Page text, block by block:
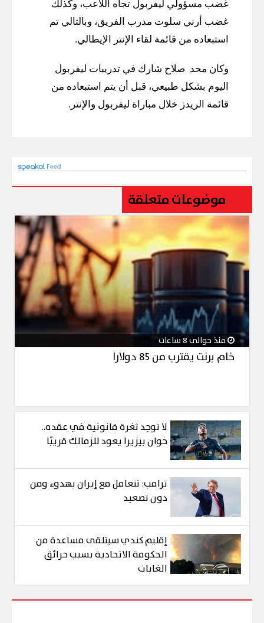
غضب مسؤولي ليفربول تجاه اللاعب، وكذلك
غضب أرني سلوت مدرب الفريق، وبالتالي تم
استبعاده من قائمة لقاء الإنتر الإيطالي.
وكان محد صلاح شارك في تدريبات ليفربول
اليوم بشكل طبيعي، قبل أن يتم استبعاده من
قائمة الريدز خلال مباراة ليفربول والإنتر.
موضوعات متعلقة
منذ حوالي 8 ساعات
خام برنت يقترب من 85 دولارا
لا توجد ثغرة قانونية في عقده..
خوان بيزيرا يعود للزمالك قريبًا
ترامب: نتعامل مع إيران بهدوء ومن
دون تصعيد
إقليم كندي سيتلقى مساعدة من
الحكومة الاتحادية بسبب حرائق
الغابات